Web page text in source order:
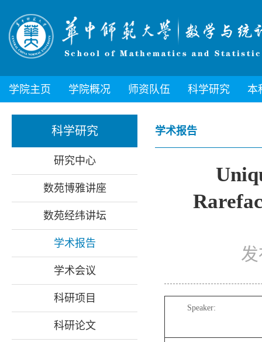
学院主页 学院概况 师资队伍 科学研究 本
科学研究
研究中心
数苑博雅讲座
数苑经纬讲坛
学术报告
学术会议
科研项目
科研论文
学术报告
Speaker: